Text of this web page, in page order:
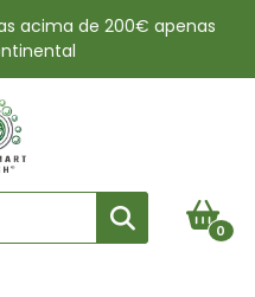
acima de 200€ apenas
0